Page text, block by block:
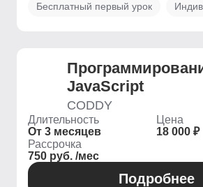
Бесплатный первый урок
JavaScript
CODDY
Длительность
От 3 месяцев
Цена
18 000 ₽
Рассрочка
750 руб. /мес
Подробнее